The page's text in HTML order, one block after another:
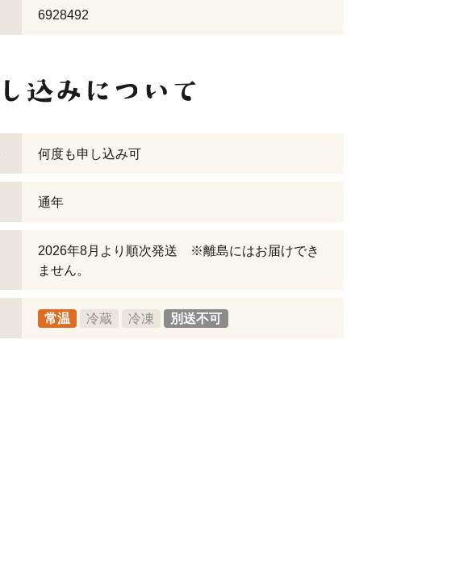
6928492
何度も申し込み可
通年
2026年8月より順次発送 ※離島にはお届けでき
ません。
常温 冷蔵 冷凍 別送不可